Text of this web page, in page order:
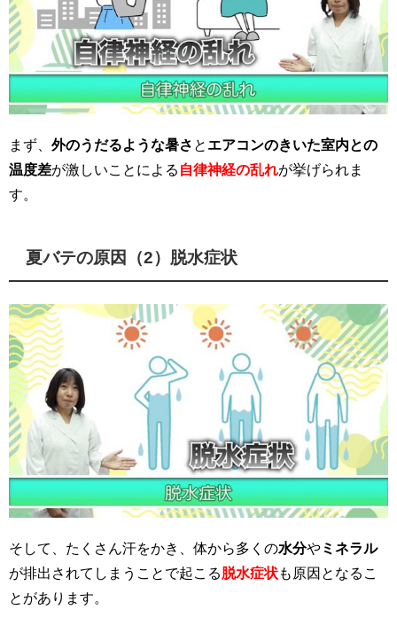
まず、 外のうだるような暑さ と エアコンのきいた室内との
温度差が激しいことによる 自律神経の乱れが挙げられま
す。
夏バテの原因（2）脱水症状
そして、たくさん汗をかき、体から多くの水分やミネラル
が排出されてしまうことで起こる脱水症状も原因となるこ
とがあります。